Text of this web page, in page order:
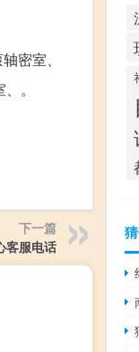
密室、
。
下一篇
客服电话